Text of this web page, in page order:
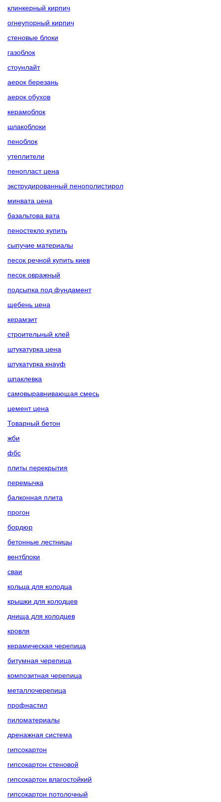
клинкерный кирпич
огнеупорный кирпич
стеновые блоки
газоблок
стоунлайт
аерок березань
аерок обухов
керамоблок
шлакоблоки
пеноблок
утеплители
пенопласт цена
экструдированный пенополистирол
минвата цена
базальтова вата
пеностекло купить
сыпучие материалы
песок речной купить киев
песок овражный
подсыпка под фундамент
щебень цена
керамзит
строительный клей
штукатурка цена
штукатурка кнауф
шпаклевка
самовыравнивающая смесь
цемент цена
Товарный бетон
жби
фбс
плиты перекрытия
перемычка
балконная плита
прогон
бордюр
бетонные лестницы
вентблоки
сваи
кольца для колодца
крышки для колодцев
днища для колодцев
кровля
керамическая черепица
битумная черепица
композитная черепица
металлочерепица
профнастил
пиломатериалы
дренажная система
гипсокартон
гипсокартон стеновой
гипсокартон влагостойкий
гипсокартон потолочный